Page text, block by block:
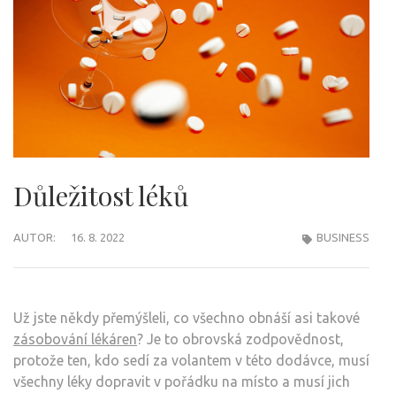
Důležitost léků
AUTOR: 16. 8. 2022 BUSINESS
Už jste někdy přemýšleli, co všechno obnáší asi takové
zásobování lékáren? Je to obrovská zodpovědnost,
protože ten, kdo sedí za volantem v této dodávce, musí
všechny léky dopravit v pořádku na místo a musí jich